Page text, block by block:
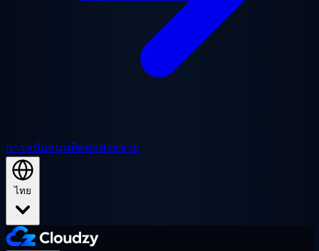
การสนับสนุนติดต่อฝ่ายขาย
ไทย